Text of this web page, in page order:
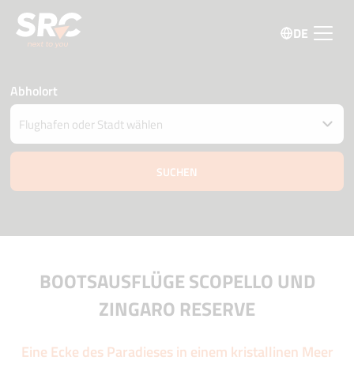
DE
Abholort
Fahrzeug an einem anderen Ort abgeben
Datum und Uhrzeit der Abholung und Zustellung
BOOTSAUSFLÜGE SCOPELLO UND
ZINGARO RESERVE
Eine Ecke des Paradieses in einem kristallinen Meer